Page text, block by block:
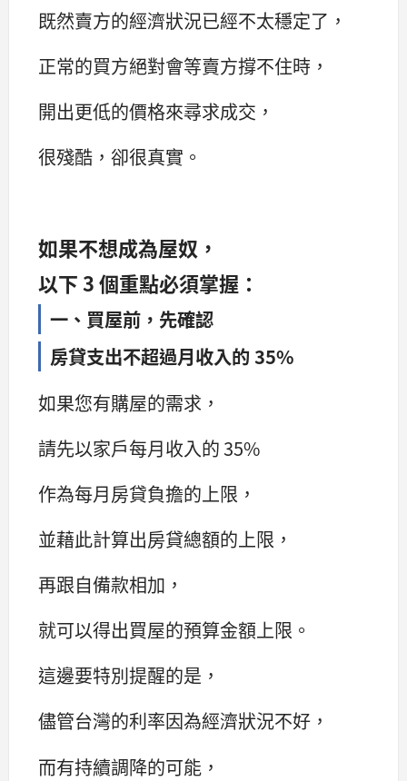
既然賣方的經濟狀況已經不太穩定了，
正常的買方絕對會等賣方撐不住時，
開出更低的價格來尋求成交，
很殘酷，卻很真實。
如果不想成為屋奴，
以下 3 個重點必須掌握：
一、買屋前，先確認
房貸支出不超過月收入的 35%
如果您有購屋的需求，
請先以家戶每月收入的 35%
作為每月房貸負擔的上限，
並藉此計算出房貸總額的上限，
再跟自備款相加，
就可以得出買屋的預算金額上限。
這邊要特別提醒的是，
儘管台灣的利率因為經濟狀況不好，
而有持續調降的可能，